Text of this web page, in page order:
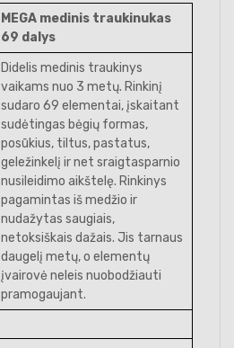
MEGA medinis traukinukas
69 dalys
Didelis medinis traukinys
vaikams nuo 3 metų. Rinkinį
sudaro 69 elementai, įskaitant
sudėtingas bėgių formas,
posūkius, tiltus, pastatus,
geležinkelį ir net sraigtasparnio
nusileidimo aikštelę. Rinkinys
pagamintas iš medžio ir
nudažytas saugiais,
netoksiškais dažais. Jis tarnaus
daugelį metų, o elementų
įvairovė neleis nuobodžiauti
pramogaujant.